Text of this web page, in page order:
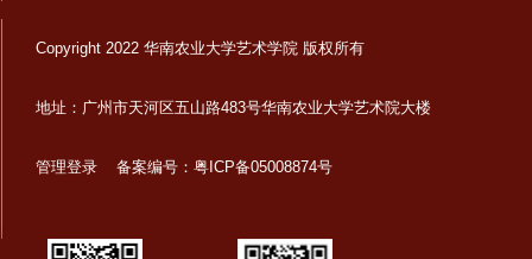
Copyright 2022 华南农业大学艺术学院 版权所有
地址：广州市天河区五山路483号华南农业大学艺术院大楼
管理登录 备案编号：粤ICP备05008874号